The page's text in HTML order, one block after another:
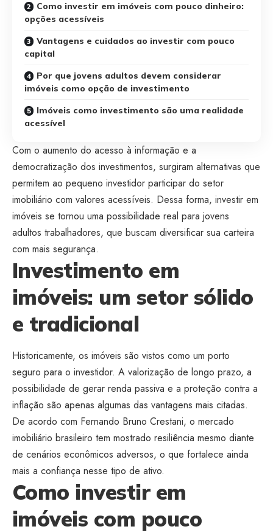
Como investir em imóveis com pouco dinheiro:
opções acessíveis
Vantagens e cuidados ao investir com pouco
capital
Por que jovens adultos devem considerar
imóveis como opção de investimento
Imóveis como investimento são uma realidade
acessível
Com o aumento do acesso à informação e a
democratização dos investimentos, surgiram alternativas que
permitem ao pequeno investidor participar do setor
imobiliário com valores acessíveis. Dessa forma, investir em
imóveis se tornou uma possibilidade real para jovens
adultos trabalhadores, que buscam diversificar sua carteira
com mais segurança.
Investimento em
imóveis: um setor sólido
e tradicional
Historicamente, os imóveis são vistos como um porto
seguro para o investidor. A valorização de longo prazo, a
possibilidade de gerar renda passiva e a proteção contra a
inflação são apenas algumas das vantagens mais citadas.
De acordo com Fernando Bruno Crestani, o mercado
imobiliário brasileiro tem mostrado resiliência mesmo diante
de cenários econômicos adversos, o que fortalece ainda
mais a confiança nesse tipo de ativo.
Como investir em
imóveis com pouco